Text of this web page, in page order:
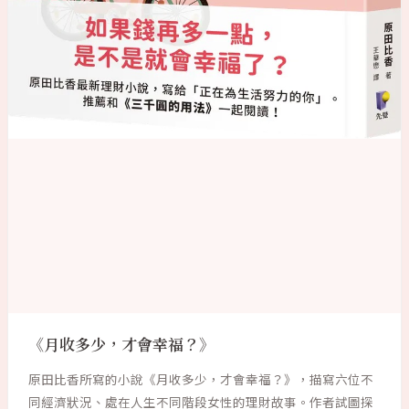
《月收多少，才會幸福？》
原田比香所寫的小說《月收多少，才會幸福？》，描寫六位不
同經濟狀況、處在人生不同階段女性的理財故事。作者試圖探